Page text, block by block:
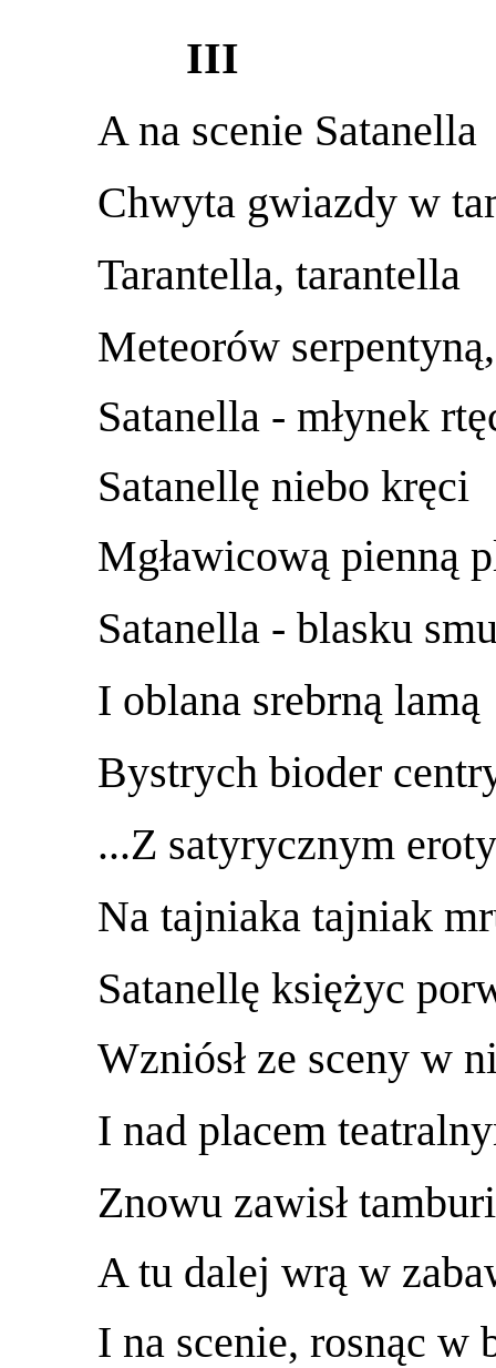
III
A na scenie Satanella
Chwyta gwiazdy w
Tarantella, tarantella
Meteorów serpentyną,
Satanella - młynek
Satanellę niebo kręci
Mgławicową pienną
Satanella - blasku
I oblana srebrną lamą
Bystrych bioder
...Z satyrycznym
Na tajniaka tajniak
Satanellę księżyc
Wzniósł ze sceny w
I nad placem
Znowu zawisł
A tu dalej wrą w
I na scenie, rosnąc w